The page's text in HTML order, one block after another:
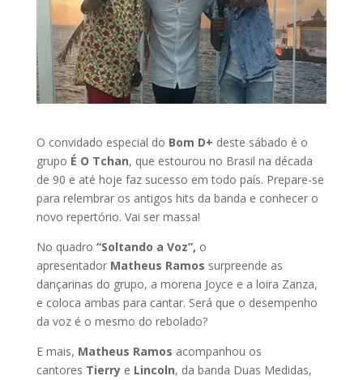
O convidado especial do Bom D+ deste sábado é o
grupo É O Tchan, que estourou no Brasil na década
de 90 e até hoje faz sucesso em todo país. Prepare-se
para relembrar os antigos hits da banda e conhecer o
novo repertório. Vai ser massa!
No quadro “Soltando a Voz”, o
apresentadorMatheus Ramos surpreende as
dançarinas do grupo, a morena Joyce e a loira Zanza,
e coloca ambas para cantar. Será que o desempenho
da voz é o mesmo do rebolado?
E mais, Matheus Ramos acompanhou os
cantores Tierry e Lincoln, da banda Duas Medidas,